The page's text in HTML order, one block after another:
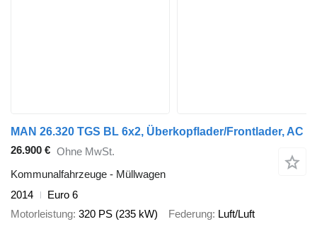
MAN 26.320 TGS BL 6x2, Überkopflader/Frontlader, AC
26.900 € Ohne MwSt.
Kommunalfahrzeuge - Müllwagen
2014
Euro 6
Motorleistung 320 PS (235 kW) Federung Luft/Luft